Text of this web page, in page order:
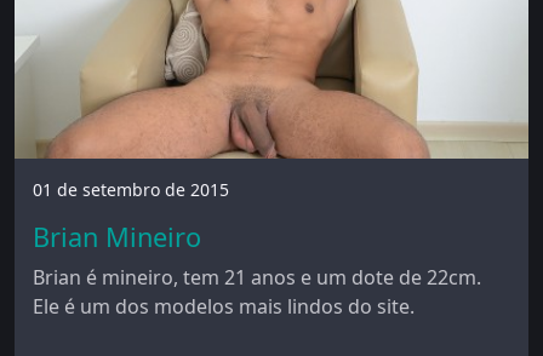
01 de setembro de 2015
Brian Mineiro
Brian é mineiro, tem 21 anos e um dote de 22cm.
Ele é um dos modelos mais lindos do site.